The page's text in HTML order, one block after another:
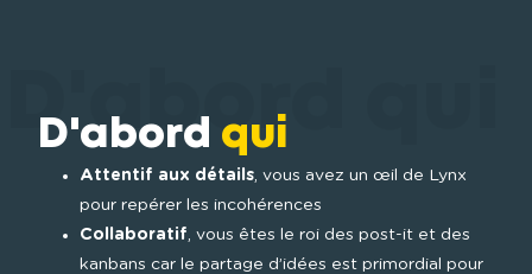
D'abord qui
D'abord qui
Attentif aux détails, vous avez un œil de Lynx
pour repérer les incohérences
Collaboratif, vous êtes le roi des post-it et des
kanbans car le partage d’idées est primordial pour